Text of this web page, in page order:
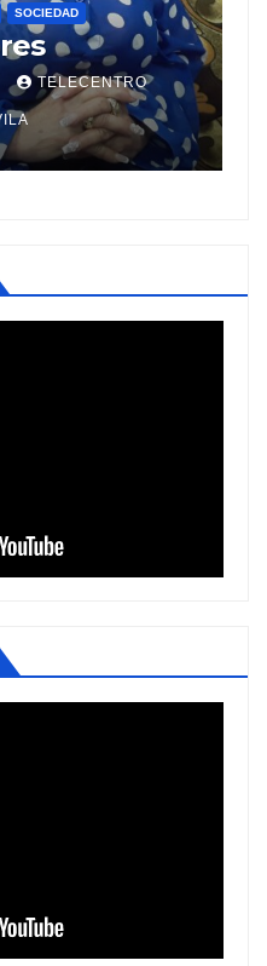
Sistema de
en Ciego de Ávila:
prioridades y
viajeros
7 DE AGOSTO DE 2026
PROVINCIAL CIEGO DE ÁVILA